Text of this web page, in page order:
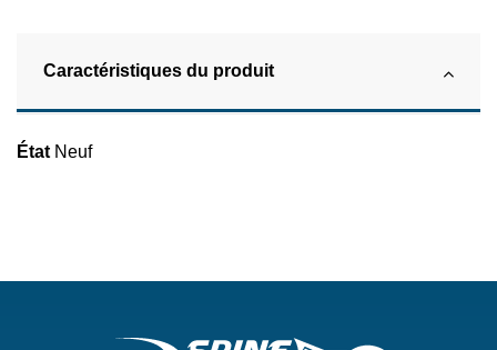
Caractéristiques du produit
État Neuf